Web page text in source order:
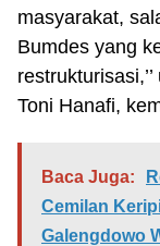
masyarakat,
Bumdes yang
Toni Hanafi,
Baca Juga:
Cemilan
Galengdowo